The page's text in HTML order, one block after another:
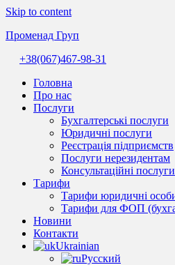
Skip to content
Променад Груп
бухгалтерські
послуги
професійна
допомога
бухгалтера.
Надійний
бізнесу
+38(067)467-98-31
Головна
Про нас
Послуги
Бухгалтерські послуги
Юридичні послуги
Реєстрація підприємств
Послуги нерезидентам
Консультаційні послуги
Тарифи
Тарифи юридичні
Тарифи для ФОП
Новини
Контакти
Ukrainian
Русский